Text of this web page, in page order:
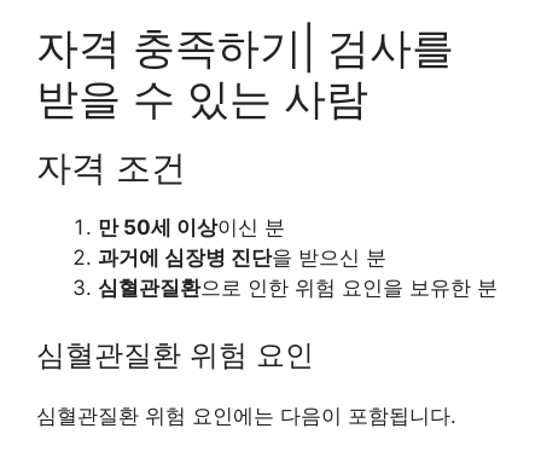
자격 충족하기| 검사를
받을 수 있는 사람
자격 조건
만 50세 이상이신 분
과거에 심장병 진단을 받으신 분
심혈관질환으로 인한 위험 요인을 보유한 분
심혈관질환 위험 요인
심혈관질환 위험 요인에는 다음이 포함됩니다.